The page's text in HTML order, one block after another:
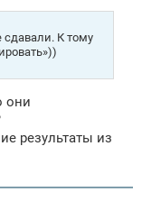
К тому
они
результаты из